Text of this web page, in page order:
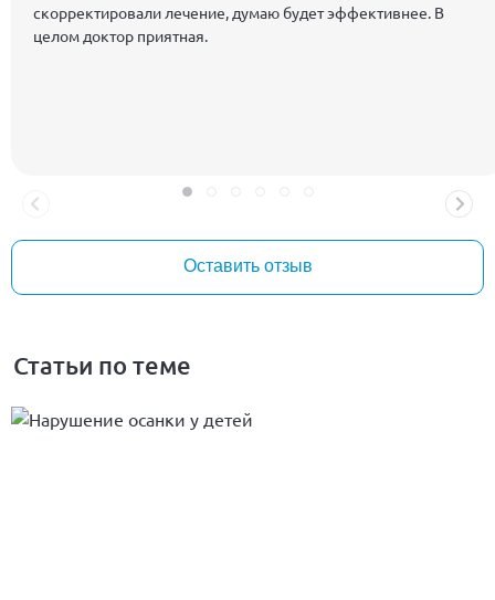
скорректировали лечение, думаю будет эффективнее. В
целом доктор приятная.
Оставить отзыв
Статьи по теме